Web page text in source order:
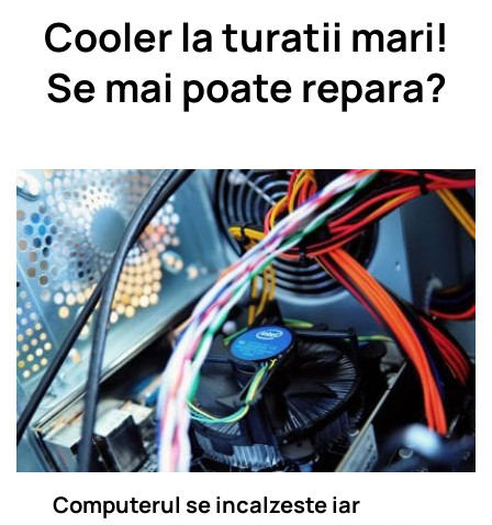
Cooler la turatii mari!
Se mai poate repara?
Computerul se incalzeste iar